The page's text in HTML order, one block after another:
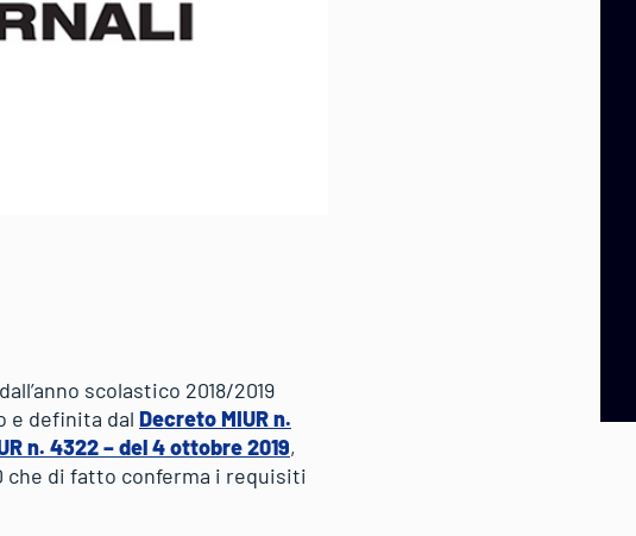
scolastico 2018/2019
e definita dal Decreto MIUR n.
n. 4322 – del 4 ottobre 2019,
che di fatto conferma i requisiti